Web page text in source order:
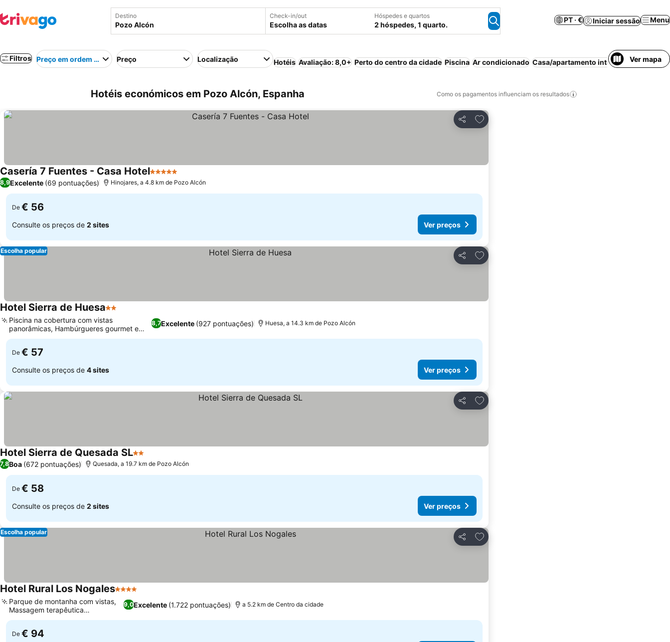
Destino Check-in/out
Escolha as datas
Hóspedes e quartos
2 hóspedes, 1 quarto.
PT · € Iniciar sessão Menu
Filtros Preço em ordem crescentePreço Localização Hotéis Avaliação: 8,0+ Perto do centro da cidade Piscina Ar condicionado Casa/apartamento inteiro Animais
Ver mapa
Hotéis económicos em Pozo Alcón, Espanha Como os pagamentos influenciam os resultados
Partilhar
Adicionar aos favoritos
Casería 7 Fuentes - Casa Hotel5 Estrelas
8,9Excelente (69 pontuações) Hinojares, a 4.8 km de Pozo Alcón
De € 56
Consulte os preços de 2 sites Ver preços
Partilhar
Adicionar aos favoritos
Escolha popular
Hotel Sierra de Huesa2 Estrelas
8,7Excelente (927 pontuações)
Piscina na cobertura com vistas
panorâmicas, Hambúrgueres gourmet e
especialidades locais
Huesa, a 14.3 km de Pozo Alcón
De € 57
Consulte os preços de 4 sites Ver preços
Partilhar
Adicionar aos favoritos
Hotel Sierra de Quesada SL2 Estrelas
7,8Boa (672 pontuações) Quesada, a 19.7 km de Pozo Alcón
De € 58
Consulte os preços de 2 sites Ver preços
Partilhar
Adicionar aos favoritos
Escolha popular
Hotel Rural Los Nogales4 Estrelas
9,0Excelente (1.722 pontuações)
Parque de montanha com vistas,
Massagem terapêutica
excepcional
a 5.2 km de Centro da cidade
De € 94